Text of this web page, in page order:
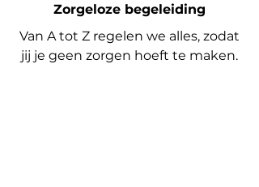
Zorgeloze begeleiding
Van A tot Z regelen we alles, zodat
jij je geen zorgen hoeft te maken.